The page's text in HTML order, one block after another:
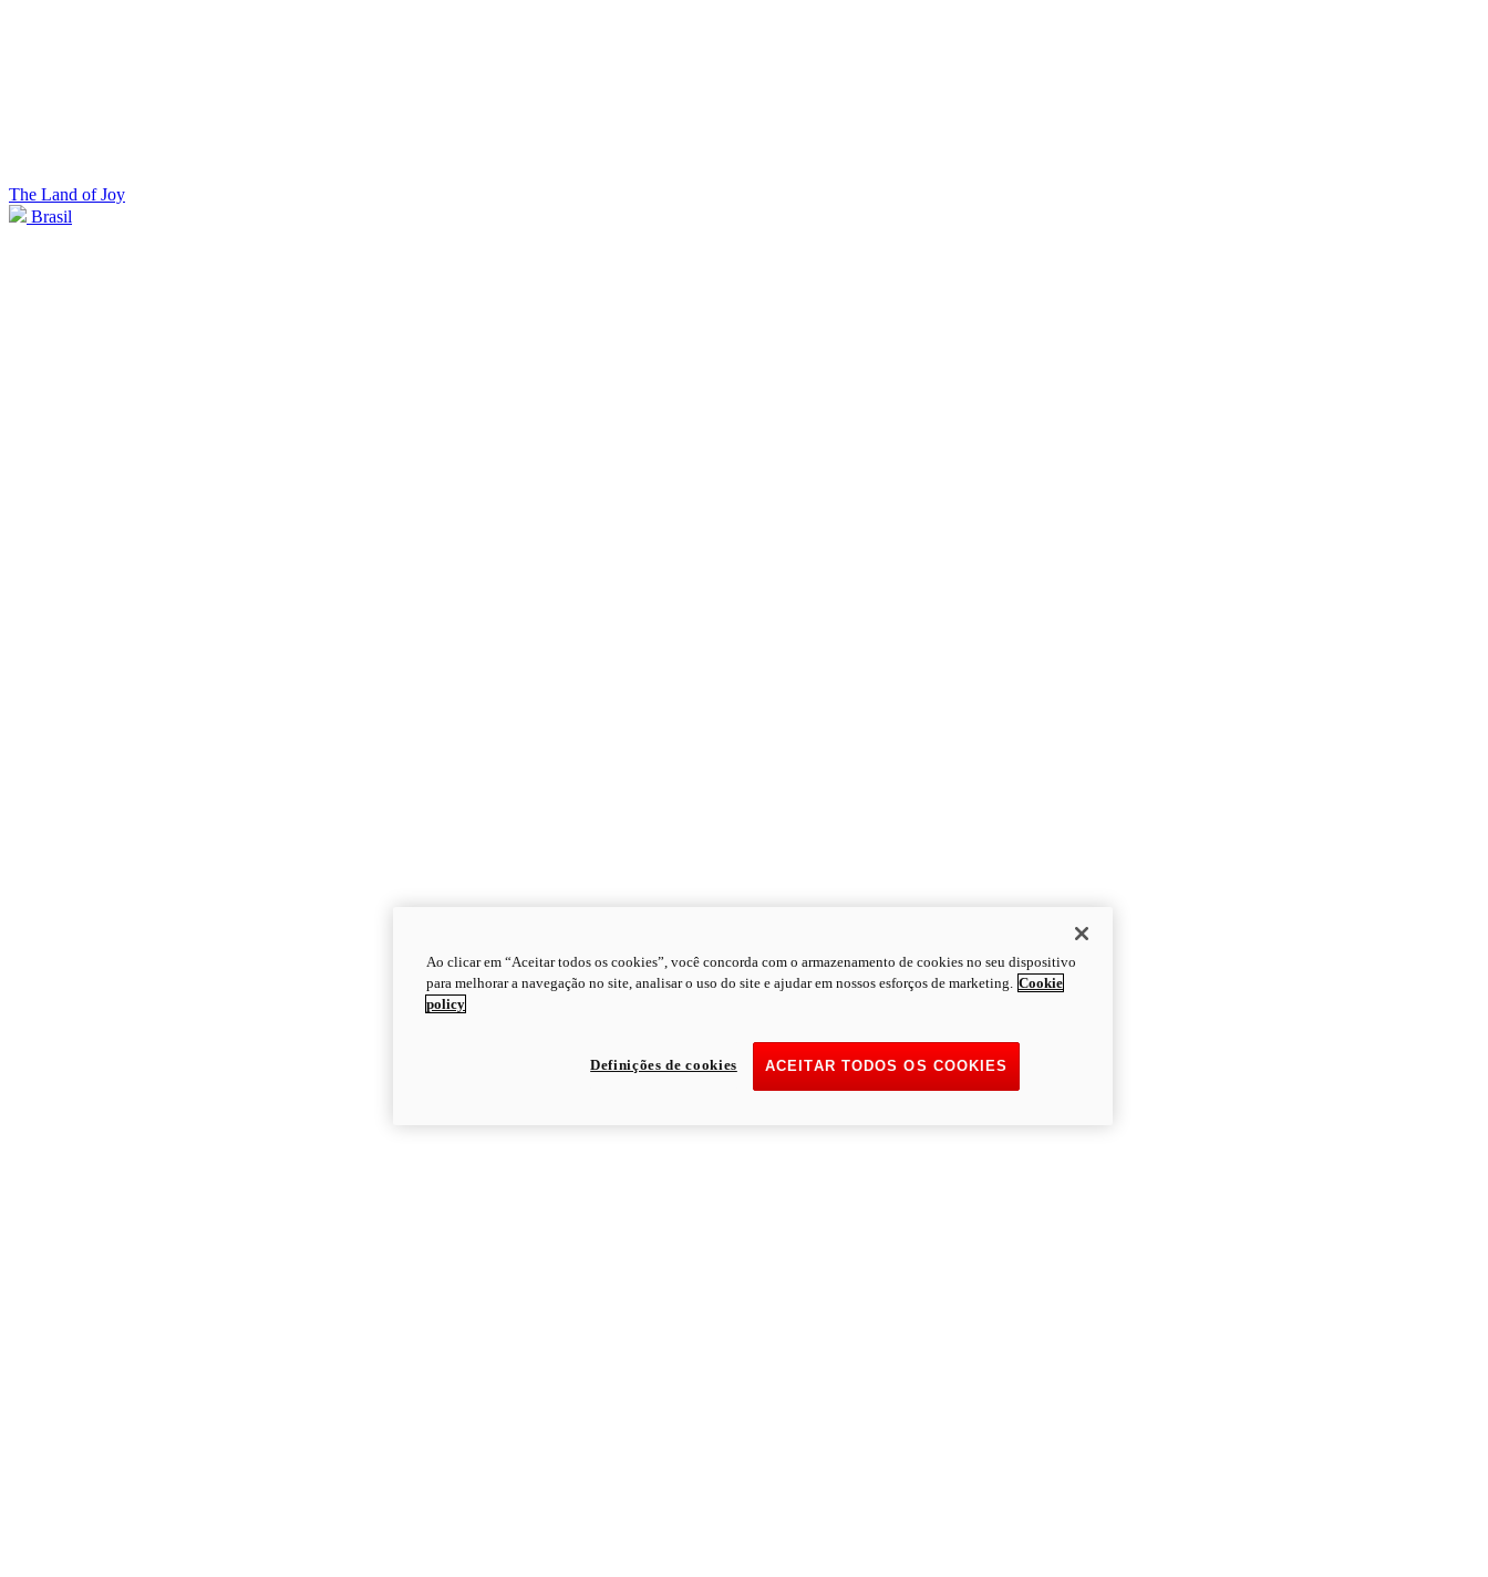
The Land of Joy
Brasil
Ao clicar em “Aceitar todos os cookies”, você concorda com o armazenamento de cookies no seu dispositivo
para melhorar a navegação no site, analisar o uso do site e ajudar em nossos esforços de marketing. Cookie
policy
ACEITAR TODOS OS COOKIES
Definições de cookies